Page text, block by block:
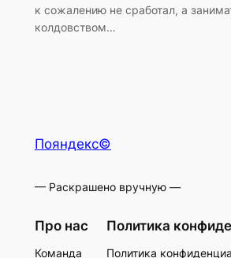
к сожалению не сработал, а
колдовством…
Пояндекс©
— Раскрашено вручную —
Про нас
Команда
Политика
Политика